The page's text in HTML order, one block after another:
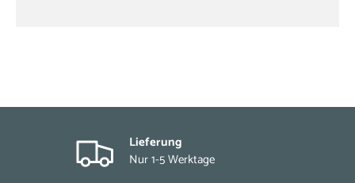
Lieferung
Nur 1-5 Werktage